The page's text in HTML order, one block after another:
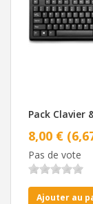
Pack Clavier
8,00 €
Pas de vote
Ajouter au